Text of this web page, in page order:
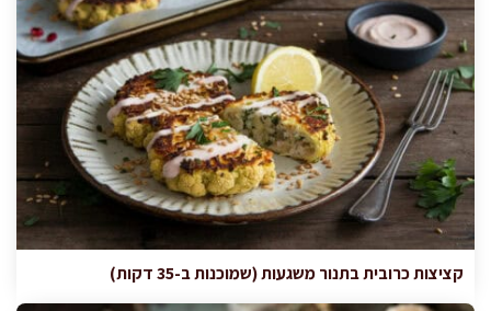
קציצות כרובית בתנור משגעות (שמוכנות ב-35 דקות)